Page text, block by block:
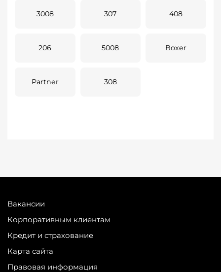
3008 307 408
206 5008 Boxer
Partner 308
Вакансии
Корпоративным клиентам
Кредит и страхование
Карта сайта
Правовая информация